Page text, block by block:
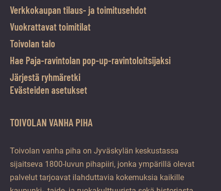
Verkkokaupan tilaus- ja toimitusehdot
Vuokrattavat toimitilat
Toivolan talo
Hae Paja-ravintolan pop-up-ravintoloitsijaksi
Järjestä ryhmäretki
Evästeiden asetukset
TOIVOLAN VANHA PIHA
Toivolan vanha piha on Jyväskylän keskustassa
sijaitseva 1800-luvun pihapiiri, jonka ympärillä olevat
palvelut tarjoavat ilahduttavia kokemuksia kaikille